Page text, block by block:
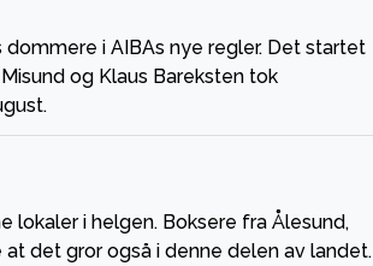
i AIBAs nye regler. Det startet
og Klaus Bareksten tok
lokaler i helgen. Boksere fra Ålesund,
det gror også i denne delen av landet.